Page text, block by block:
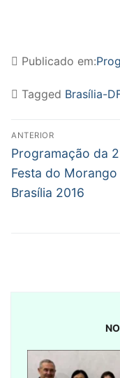
Publicado em:
Tagged Brasília-
Navegação
de
Post
ANTERIOR
Post
anterior:
Programação da
Festa do Morango
Brasília 2016